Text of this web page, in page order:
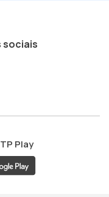
sociais
Play